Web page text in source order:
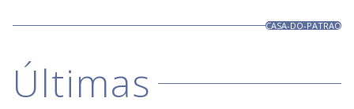
CASA-DO-PATRAO
Últimas